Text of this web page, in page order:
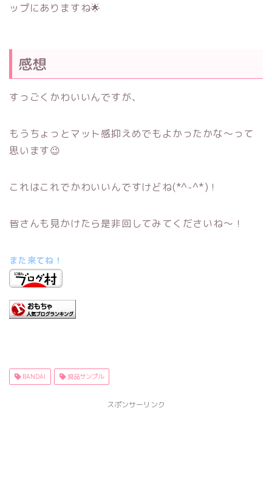
ップにありますね🌟
感想
すっごくかわいいんですが、
もうちょっとマット感抑えめでもよかったかな～って
思います😉
これはこれでかわいいんですけどね(*^-^*)！
皆さんも見かけたら是非回してみてくださいね～！
また来てね！
BANDAI 食品サンプル
スポンサーリンク